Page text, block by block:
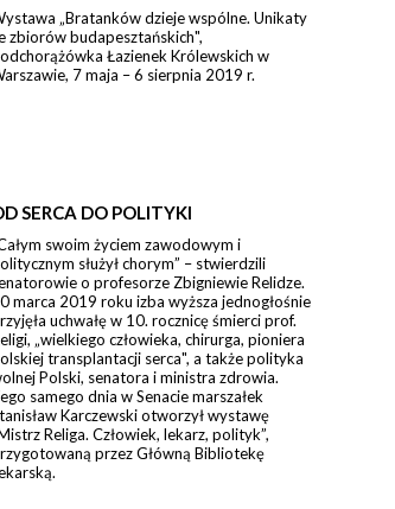
„Bratanków dzieje wspólne. Unikaty
zbiorów budapesztańskich",
Łazienek Królewskich w
7 maja – 6 sierpnia 2019 r.
SERCA DO POLITYKI
swoim życiem zawodowym i
służył chorym” – stwierdzili
o profesorze Zbigniewie Relidze.
marca 2019 roku izba wyższa jednogłośnie
uchwałę w 10. rocznicę śmierci prof.
„wielkiego człowieka, chirurga, pioniera
transplantacji serca", a także polityka
Polski, senatora i ministra zdrowia.
samego dnia w Senacie marszałek
Karczewski otworzył wystawę
Religa. Człowiek, lekarz, polityk”,
przez Główną Bibliotekę